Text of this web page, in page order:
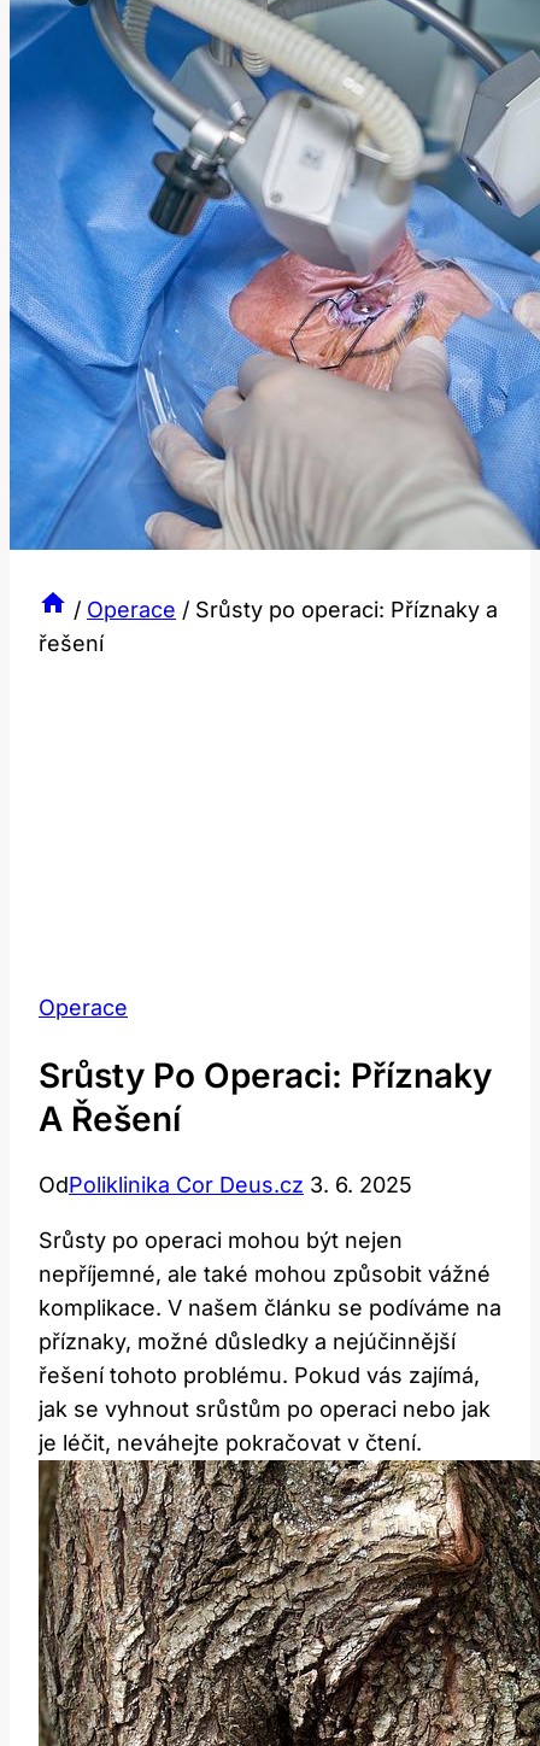
/ Operace / Srůsty po operaci: Příznaky a
řešení
Operace
Srůsty Po Operaci: Příznaky
A Řešení
OdPoliklinika Cor Deus.cz 3. 6. 2025
Srůsty po operaci mohou být nejen
nepříjemné, ale také mohou způsobit vážné
komplikace. V našem článku se podíváme na
příznaky, možné důsledky a nejúčinnější
řešení tohoto problému. Pokud vás zajímá,
jak se vyhnout srůstům po operaci nebo jak
je léčit, neváhejte pokračovat v čtení.